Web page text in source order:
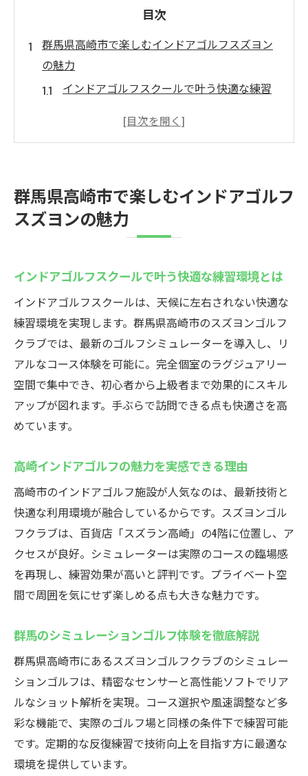
目次
群馬県高崎市で楽しむインドアゴルフスズヨン
の魅力
インドアゴルフスクールで叶う快適な練習
高崎インドアゴルフの魅力を実感できる理
解説
初心者も安心のインドアゴルフスクール活
手軽に楽しめるスズヨンのゴルフエンター
テイメント
最新シミュレーターで体験するスズヨンゴルフ
クラブ
インドアゴルフスクールで最新シミュレー
群馬シミュレーションゴルフの先進設備紹
リアルなラウンド体験を可能にする理由
高崎のゴルフレッスンにも最適な環境とは
初心者から上級者まで満足の体験ポイント
スズヨンならではの最新ゴルフ機器の魅力
高崎市で手ぶらで楽しむ革新的インドアゴルフ
インドアゴルフスクールで手ぶら練習を実
現
力
道具不要の快適インドアゴルフ体験術
仕事帰りに通える利便性と充実設備
友人と楽しむ革新的インドアゴルフのすす
め
高崎で広がる新しいゴルフライフの始め方
群馬県高崎市で楽しむインドアゴルフ
スズヨンの魅力
インドアゴルフスクールで叶う快適な練習環境とは
インドアゴルフスクールは、天候に左右されない快適な
練習環境を実現します。群馬県高崎市のスズヨンゴルフ
クラブでは、最新のゴルフシミュレーターを導入し、リ
アルなコース体験を可能に。完全個室のラグジュアリー
空間で集中でき、初心者から上級者まで効果的にスキル
アップが図れます。手ぶらで訪問できる点も快適さを高
めています。
高崎インドアゴルフの魅力を実感できる理由
高崎市のインドアゴルフ施設が人気なのは、最新技術と
快適な利用環境が融合しているからです。スズヨンゴル
フクラブは、百貨店「スズラン高崎」の4階に位置し、ア
クセスが良好。シミュレーターは実際のコースの臨場感
を再現し、練習効果が高いと評判です。プライベート空
間で周囲を気にせず楽しめる点も大きな魅力です。
群馬のシミュレーションゴルフ体験を徹底解説
群馬県高崎市にあるスズヨンゴルフクラブのシミュレー
ションゴルフは、精密なセンサーと高性能ソフトでリア
ルなショット解析を実現。コース選択や風速調整など多
彩な機能で、実際のゴルフ場と同様の条件下で練習可能
です。定期的な反復練習で技術向上を目指す方に最適な
環境を提供しています。